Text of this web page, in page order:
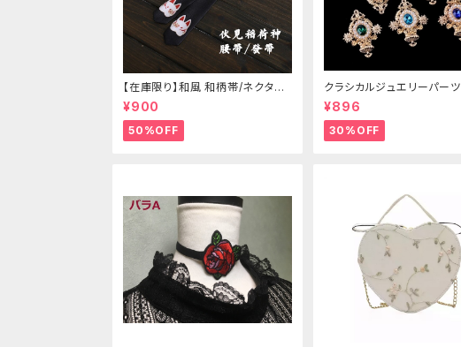
【在庫限り】和風 和柄帯/ネクタイ/
リボン（狐面/金魚
¥900
50%OFF
クラシカルジュエリーパーツ
¥896
30%OFF